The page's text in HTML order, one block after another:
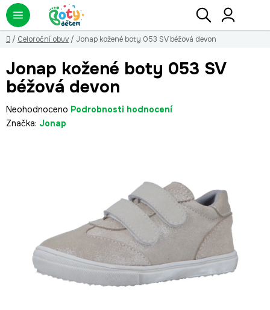
Přejít
na
obsah
Hledat
Domů
/ Celoroční obuv / Jonap kožené boty 053 SV béžová devon
Jonap kožené boty 053 SV
béžová devon
Průměrné
hodnocení
Neohodnoceno Podrobnosti hodnocení
Značka: Jonap